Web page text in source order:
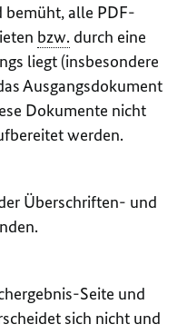
alle PDF-
bzw. durch eine
liegt (insbesondere
Ausgangsdokument
Dokumente nicht
werden.
Überschriften- und
Seite und
sich nicht und